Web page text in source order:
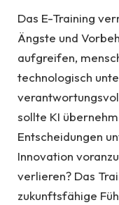
Das E-Training
Ängste und
aufgreifen,
technologisch
sollte KI
Entscheidungen
Innovation
verlieren? Das
zukunftsfähige